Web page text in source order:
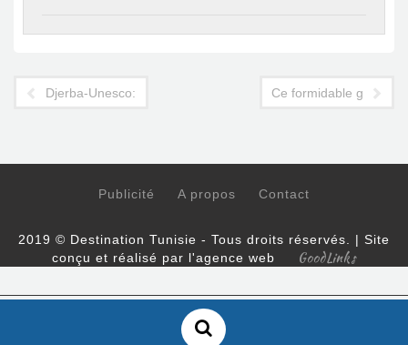
Djerba-Unesco: un atelier pour le processus d'inscription au
Ce formidable gâchis
Publicité A propos Contact
2019 © Destination Tunisie - Tous droits réservés. | Site
conçu et réalisé par l'agence web
GoodLinks